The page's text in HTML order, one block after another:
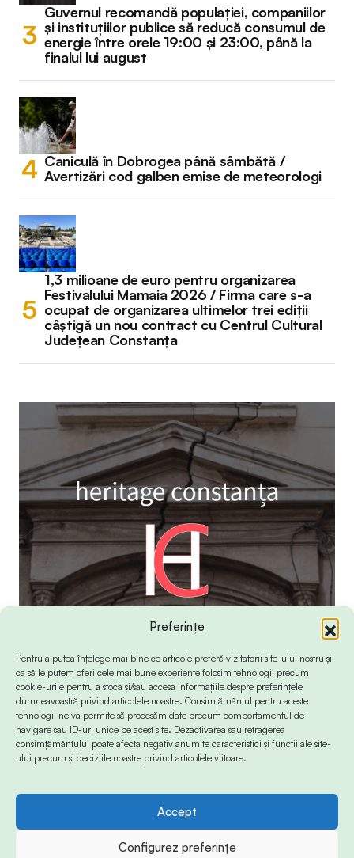
Preferințe
Pentru a putea înțelege mai bine ce articole preferă vizitatorii site-ului nostru și
ca să le putem oferi cele mai bune experiențe folosim tehnologii precum
cookie-urile pentru a stoca și/sau accesa informațiile despre preferințele
dumneavoastră privind articolele noastre. Consimțământul pentru aceste
tehnologii ne va permite să procesăm date precum comportamentul de
navigare sau ID-uri unice pe acest site. Dezactivarea sau retragerea
consimțământului poate afecta negativ anumite caracteristici și funcții ale site-
ului precum și deciziile noastre privind articolele viitoare.
Accept
Configurez preferințe
Guvernul recomandă populației, companiilor
și instituțiilor publice să reducă consumul de
energie între orele 19:00 și 23:00, până la
finalul lui august
Caniculă în Dobrogea până sâmbătă /
Avertizări cod galben emise de meteorologi
1,3 milioane de euro pentru organizarea
Festivalului Mamaia 2026 / Firma care s-a
ocupat de organizarea ultimelor trei ediții
câștigă un nou contract cu Centrul Cultural
Județean Constanța
© 2024 Info-Sud-Est. All Rights Reserved.